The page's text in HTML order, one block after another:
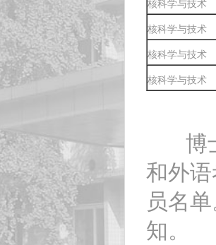
核科学与技术
核科学与技术
核科学与技术
核科学与技术
博士
和外
员名
知。